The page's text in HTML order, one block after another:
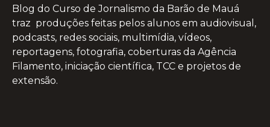
Blog do Curso de Jornalismo da Barão de Mauá
traz produções feitas pelos alunos em audiovisual,
podcasts, redes sociais, multimídia, vídeos,
reportagens, fotografia, coberturas da Agência
Filamento, iniciação científica, TCC e projetos de
extensão.